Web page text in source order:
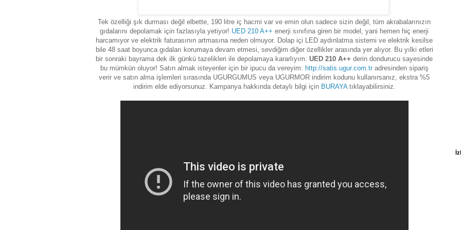
Tek özelliği şık durması değil elbette, 190 litre iç hacmi var ve emin olun sadece sizin değil, tüm akrabalarınızın
gıdalarını depolamak için fazlasıyla yetiyor! UED 210 A++ enerji sınıfına giren bir model, yani hemen hiç enerji
harcamıyor ve elektrik faturasının artmasına neden olmuyor. Dolap içi LED aydınlatma sistemi ve elektrik kesilse
bile 48 saat boyunca gıdaları korumaya devam etmesi, sevdiğim diğer özellikler arasında yer alıyor. Bu yılki etleri
bir sonraki bayrama dek ilk günkü tazelikleri ile depolamaya kararlıyım: UED 210 A++ derin dondurucu sayesinde
bu mümkün oluyor! Satın almak isteyenler için bir ipucu da vereyim: http://satis.ugur.com.tr adresinden sipariş
verir ve satın alma işlemleri sırasında UGURGUMUS veya UGURMOR indirim kodunu kullanırsanız, ekstra %5
indirim elde ediyorsunuz. Kampanya hakkında detaylı bilgi için BURAYAtıklayabilirsiniz.